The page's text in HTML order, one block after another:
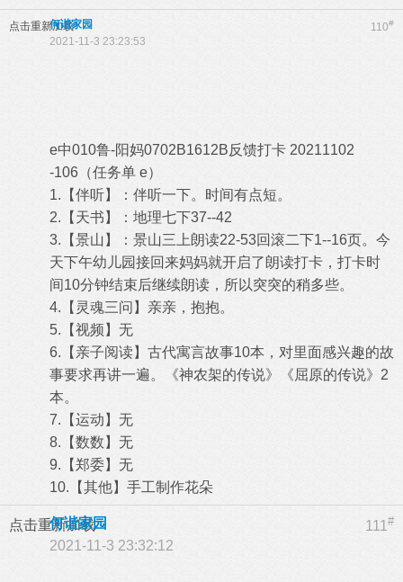
点击重新加载 110#
何谐家园
2021-11-3 23:23:53
e中010鲁-阳妈0702B1612B反馈打卡 20211102
-106（任务单 e）
1.【伴听】：伴听一下。时间有点短。
2.【天书】：地理七下37--42
3.【景山】：景山三上朗读22-53回滚二下1--16页。今
天下午幼儿园接回来妈妈就开启了朗读打卡，打卡时
间10分钟结束后继续朗读，所以突突的稍多些。
4.【灵魂三问】亲亲，抱抱。
5.【视频】无
6.【亲子阅读】古代寓言故事10本，对里面感兴趣的故
事要求再讲一遍。《神农架的传说》《屈原的传说》2
本。
7.【运动】无
8.【数数】无
9.【郑委】无
10.【其他】手工制作花朵
点击重新加载 111 #
何谐家园
2021-11-3 23:32:12